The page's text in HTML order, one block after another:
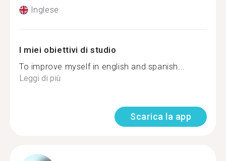
Inglese
I miei obiettivi di studio
To improve myself in english and spanish...
Leggi di più
Scarica la app